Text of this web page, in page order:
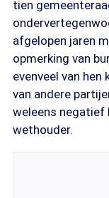
tien
afgelopen jaren
opmerking van
evenveel van
van andere
weleens negatief
wethouder.